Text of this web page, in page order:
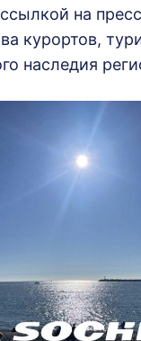
на
курортов,
наследия